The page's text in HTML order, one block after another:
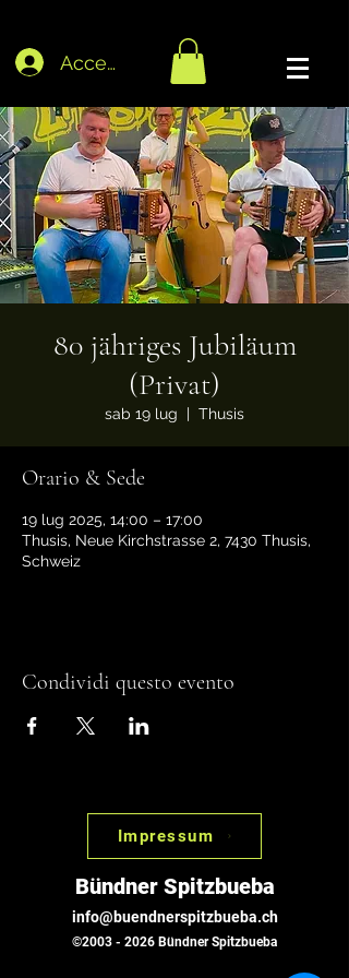
Accedi
80 jähriges Jubiläum
(Privat)
sab 19 lug
  |
Thusis
Orario & Sede
19 lug 2025, 14:00 – 17:00
Thusis, Neue Kirchstrasse 2, 7430 Thusis,
Schweiz
Condividi questo evento
Impressum
Bündner Spitzbueba
info@buendnerspitzbueba.ch
©2003 - 2026 Bündner Spitzbueba